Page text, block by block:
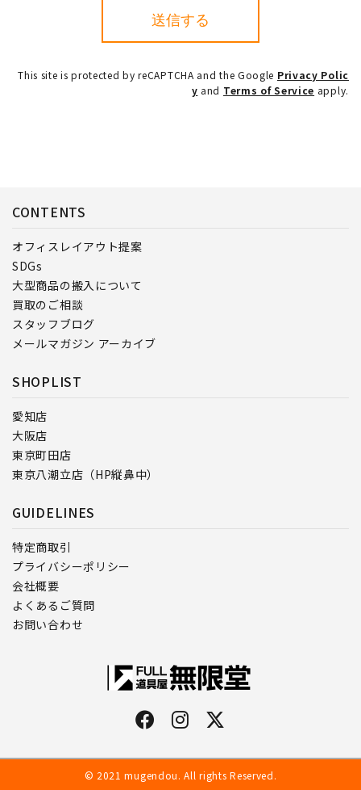
This site is protected by reCAPTCHA and the Google Privacy Polic
y and Terms of Service apply.
CONTENTS
オフィスレイアウト提案
SDGs
大型商品の搬入について
買取のご相談
スタッフブログ
メールマガジン アーカイブ
SHOPLIST
愛知店
大阪店
東京町田店
東京八潮立店（HP縦鼻中）
GUIDELINES
特定商取引
プライバシーポリシー
会社概要
よくあるご質問
お問い合わせ
© 2021 mugendou. All rights Reserved.